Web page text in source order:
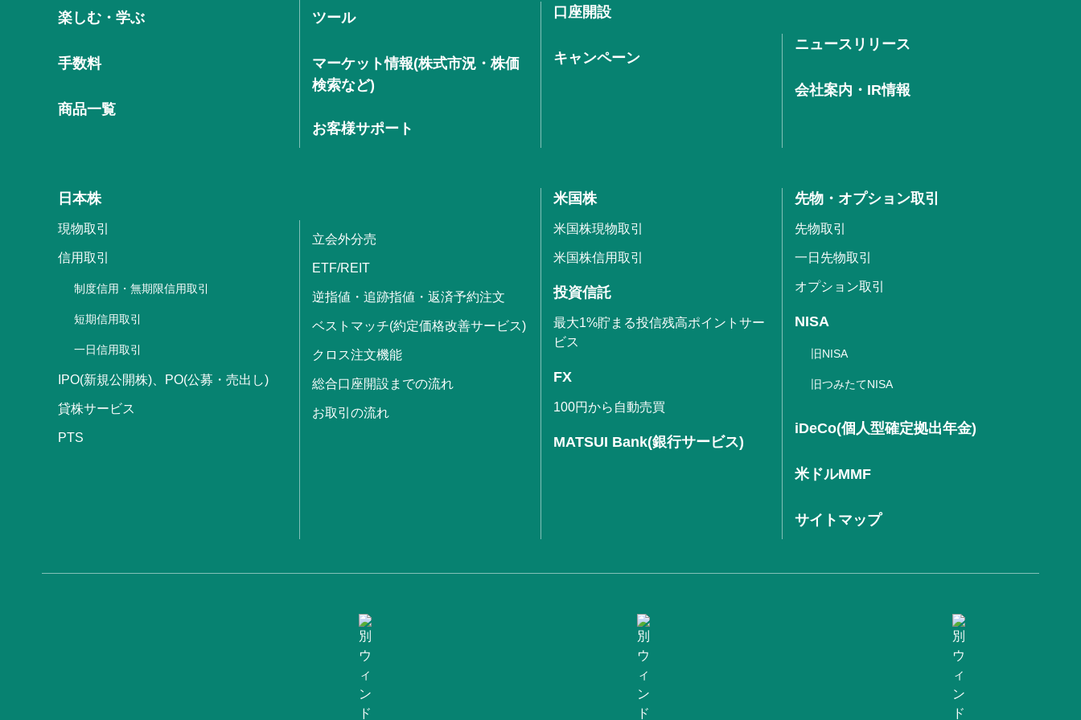
楽しむ・学ぶ
手数料
商品一覧
ツール
マーケット情報(株式市況・株価
検索など)
お客様サポート
口座開設
キャンペーン
ニュースリリース
会社案内・IR情報
日本株
現物取引
信用取引
制度信用・無期限信用取引
短期信用取引
一日信用取引
IPO(新規公開株)、PO(公募・売出し)
貸株サービス
PTS
立会外分売
ETF/REIT
逆指値・追跡指値・返済予約注文
ベストマッチ(約定価格改善サービス)
クロス注文機能
総合口座開設までの流れ
お取引の流れ
米国株
米国株現物取引
米国株信用取引
投資信託
最大1%貯まる投信残高ポイントサー
ビス
FX
100円から自動売買
MATSUI Bank(銀行サービス)
先物・オプション取引
先物取引
一日先物取引
オプション取引
NISA
旧NISA
旧つみたてNISA
iDeCo(個人型確定拠出年金)
米ドルMMF
サイトマップ